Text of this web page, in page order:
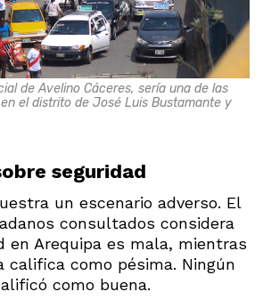
de Avelino Cáceres, sería una de las
el distrito de José Luis Bustamante y
seguridad
un escenario adverso. El
consultados considera
en Arequipa es mala, mientras
califica como pésima. Ningún
como buena.